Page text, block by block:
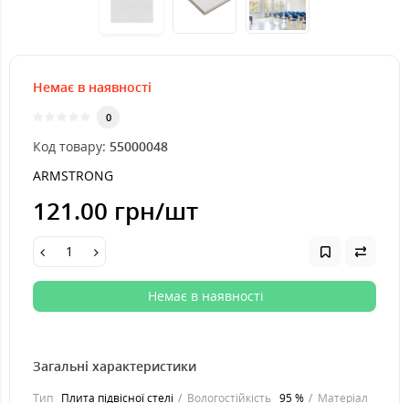
Немає в наявності
0
Код товару: 55000048
ARMSTRONG
121.00 грн/шт
Немає в наявності
Загальні характеристики
Тип Плита підвісної стелі Вологостійкість 95 %
Матеріал